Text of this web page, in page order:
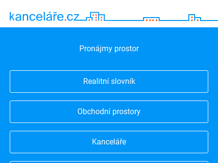
Pronájmy prostor
Realitní slovník
Obchodní prostory
Kanceláře